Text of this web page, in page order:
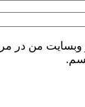
وبسایت من در